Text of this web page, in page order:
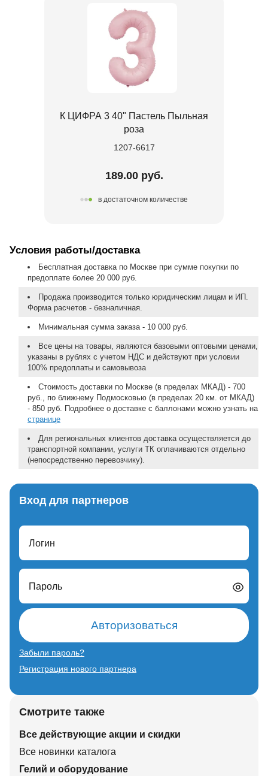
К ЦИФРА 3 40" Пастель Пыльная
роза
1207-6617
189.00 руб.
в достаточном количестве
Условия работы/доставка
Бесплатная доставка по Москве при сумме покупки по
предоплате более 20 000 руб.
Продажа производится только юридическим лицам и ИП.
Форма расчетов - безналичная.
Минимальная сумма заказа - 10 000 руб.
Все цены на товары, являются базовыми оптовыми ценами,
указаны в рублях с учетом НДС и действуют при условии
100% предоплаты и самовывоза
Стоимость доставки по Москве (в пределах МКАД) - 700
руб., по ближнему Подмосковью (в пределах 20 км. от МКАД)
- 850 руб. Подробнее о доставке с баллонами можно узнать на
странице
Для региональных клиентов доставка осуществляется до
транспортной компании, услуги ТК оплачиваются отдельно
(непосредственно перевозчику).
Вход для партнеров
Логин
Пароль
Авторизоваться
Забыли пароль?
Регистрация нового партнера
Смотрите также
Все действующие акции и скидки
Все новинки каталога
Гелий и оборудование